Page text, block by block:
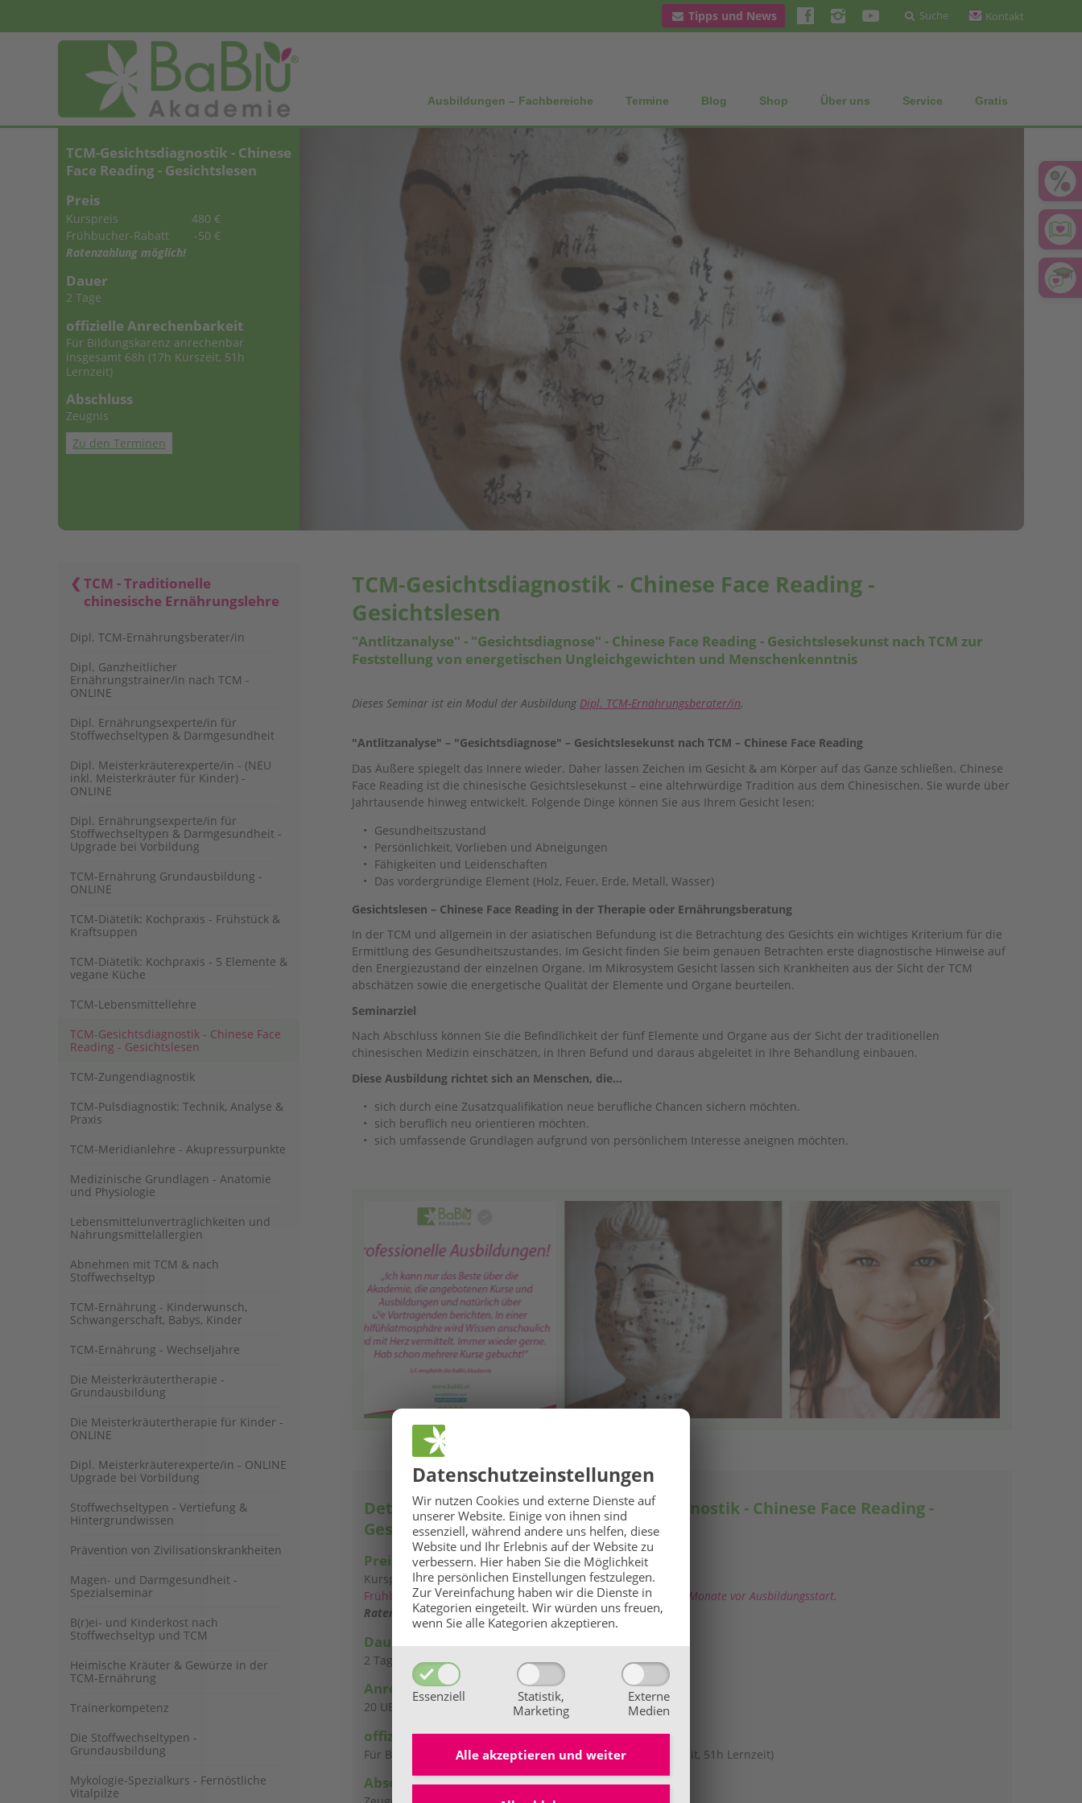
Datenschutz­einstellungen
Wir nutzen Cookies und externe Dienste auf
unserer Website. Einige von ihnen sind
essenziell, während andere uns helfen, diese
Website und Ihr Erlebnis auf der Website zu
verbessern. Hier haben Sie die Möglichkeit
Ihre persönlichen Einstellungen festzulegen.
Zur Vereinfachung haben wir die Dienste in
Kategorien eingeteilt. Wir würden uns freuen,
wenn Sie alle Kategorien akzeptieren.
Essenziell
Statistik,
Marketing
Externe
Medien
Alle akzeptieren und weiter
🌞 GROSSE BaBlü® Sommeraktion🌞
Ihr Sommerbonus für Anmeldungen von 27.07. bis 16.08.2026.
Tipps und News Suche Kontakt
Ausbildungen – Fachbereiche Termine Blog Shop Über uns Service Gratis
TCM-Gesichtsdiagnostik - Chinese Face Reading -
Gesichtslesen
"Antlitzanalyse" - "Gesichtsdiagnose" - Chinese Face Reading - Gesichtslesekunst nach TCM zur
Feststellung von energetischen Ungleichgewichten und Menschenkenntnis
Dieses Seminar ist ein Modul der Ausbildung Dipl. TCM-Ernährungsberater/in.
"Antlitzanalyse" – "Gesichtsdiagnose" – Gesichtslesekunst nach TCM – Chinese Face Reading
Das Äußere spiegelt das Innere wieder. Daher lassen Zeichen im Gesicht & am Körper auf das Ganze schließen. Chinese
Face Reading ist die chinesische Gesichtslesekunst – eine altehrwürdige Tradition aus dem Chinesischen. Sie wurde über
Jahrtausende hinweg entwickelt. Folgende Dinge können Sie aus Ihrem Gesicht lesen:
Gesundheitszustand
Persönlichkeit, Vorlieben und Abneigungen
Fähigkeiten und Leidenschaften
Das vordergründige Element (Holz, Feuer, Erde, Metall, Wasser)
Gesichtslesen – Chinese Face Reading in der Therapie oder Ernährungsberatung
In der TCM und allgemein in der asiatischen Befundung ist die Betrachtung des Gesichts ein wichtiges Kriterium für die
Ermittlung des Gesundheitszustandes. Im Gesicht finden Sie beim genauen Betrachten erste diagnostische Hinweise auf
den Energiezustand der einzelnen Organe. Im Mikrosystem Gesicht lassen sich Krankheiten aus der Sicht der TCM
abschätzen sowie die energetische Qualität der Elemente und Organe beurteilen.
Seminarziel
Nach Abschluss können Sie die Befindlichkeit der fünf Elemente und Organe aus der Sicht der traditionellen
chinesischen Medizin einschätzen, in Ihren Befund und daraus abgeleitet in Ihre Behandlung einbauen.
Diese Ausbildung richtet sich an Menschen, die…
sich durch eine Zusatzqualifikation neue berufliche Chancen sichern möchten.
sich beruflich neu orientieren möchten.
sich umfassende Grundlagen aufgrund von persönlichem Interesse aneignen möchten.
Details zur Ausbildung TCM-Gesichtsdiagnostik - Chinese Face Reading -
Gesichtslesen
Preis
Kurspreis
480 €
Frühbucher-Rabatt
-50 €
Gültig bei Anmeldung bis sechs Monate vor Ausbildungsstart.
Ratenzahlung möglich!
Dauer
2 Tage
Anrechenbare Unterrichtseinheiten (UE)
20 UE
offizielle Anrechenbarkeit
Für Bildungskarenz anrechenbar insgesamt 68h (17h Kurszeit, 51h Lernzeit)
Abschluss
TCM-Gesichtsdiagnostik - Chinese
Face Reading - Gesichtslesen
Preis
Kurspreis
480 €
Frühbucher-Rabatt
-50 €
Ratenzahlung möglich!
Dauer
2 Tage
offizielle Anrechenbarkeit
Für Bildungskarenz anrechenbar
insgesamt 68h (17h Kurszeit, 51h
Lernzeit)
Abschluss
Zeugnis
Zu den Terminen
TCM - Traditionelle
chinesische Ernährungslehre
Dipl. TCM-Ernährungsberater/in
Dipl. Ganzheitlicher
Ernährungstrainer/in nach TCM -
ONLINE
Dipl. Ernährungsexperte/in für
Stoffwechseltypen & Darmgesundheit
Dipl. Meisterkräuterexperte/in - (NEU
inkl. Meisterkräuter für Kinder) -
ONLINE
Dipl. Ernährungsexperte/in für
Stoffwechseltypen & Darmgesundheit -
Upgrade bei Vorbildung
TCM-Ernährung Grundausbildung -
ONLINE
TCM-Diätetik: Kochpraxis - Frühstück &
Kraftsuppen
TCM-Diätetik: Kochpraxis - 5 Elemente &
vegane Küche
TCM-Lebensmittellehre
TCM-Gesichtsdiagnostik - Chinese Face
Reading - Gesichtslesen
TCM-Zungendiagnostik
TCM-Pulsdiagnostik: Technik, Analyse &
Praxis
TCM-Meridianlehre - Akupressurpunkte
Medizinische Grundlagen - Anatomie
und Physiologie
Lebensmittelunverträglichkeiten und
Nahrungsmittelallergien
Abnehmen mit TCM & nach
Stoffwechseltyp
TCM-Ernährung - Kinderwunsch,
Schwangerschaft, Babys, Kinder
TCM-Ernährung - Wechseljahre
Die Meisterkräutertherapie -
Grundausbildung
Die Meisterkräutertherapie für Kinder -
ONLINE
Dipl. Meisterkräuterexperte/in - ONLINE
Upgrade bei Vorbildung
Stoffwechseltypen - Vertiefung &
Hintergrundwissen
Prävention von Zivilisationskrankheiten
Magen- und Darmgesundheit -
Spezialseminar
B(r)ei- und Kinderkost nach
Stoffwechseltyp und TCM
Heimische Kräuter & Gewürze in der
TCM-Ernährung
Trainerkompetenz
Die Stoffwechseltypen -
Grundausbildung
Mykologie-Spezialkurs - Fernöstliche
Vitalpilze